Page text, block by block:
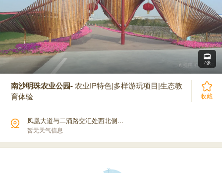
7张
南沙明珠农业公园-农业IP特色|多样游玩项目|生态教
育体验
收藏
凤凰大道与二涌路交汇处西北侧...
暂无天气信息